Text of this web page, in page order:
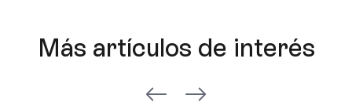
Más artículos de interés